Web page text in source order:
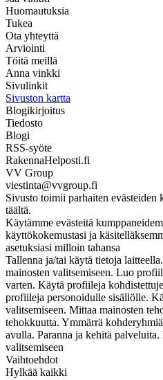
Huomautuksia
Tukea
Ota yhteyttä
Arviointi
Töitä meillä
Anna vinkki
Sivulinkit
Sivuston kartta
Blogikirjoitus
Tiedosto
Blogi
RSS-syöte
RakennaHelposti.fi
VV Group
viestinta@vvgroup.fi
Sivusto toimii parhaiten evästeiden
täältä.
Käytämme evästeitä
käyttökokemustasi ja
asetuksiasi milloin tahansa
Tallenna ja/tai käytä tietoja
mainosten valitsemiseen. Luo
varten. Käytä profiileja
profiileja personoidulle sisällölle.
valitsemiseen. Mittaa mainosten
tehokkuutta. Ymmärrä
avulla. Paranna ja kehitä
valitsemiseen
Vaihtoehdot
Hylkää kaikki